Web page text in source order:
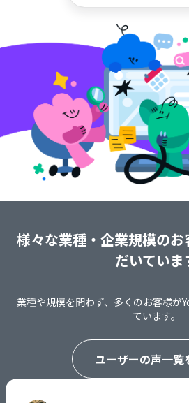
様々な業種・企業規模の
だいていま
業種や規模を問わず、多くのお客様が
ています。
ユーザーの声一覧